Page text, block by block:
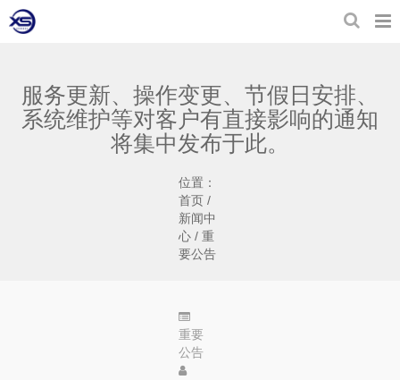
服务更新、操作变更、节假日安排、
系统维护等对客户有直接影响的通知
将集中发布于此。
位置：
首页 /
新闻中
心 / 重
要公告
重要
公告